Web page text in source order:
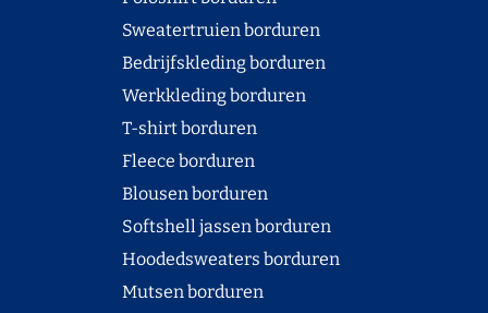
Sweatertruien borduren
Bedrijfskleding borduren
Werkkleding borduren
T-shirt borduren
Fleece borduren
Blousen borduren
Softshell jassen borduren
Hoodedsweaters borduren
Mutsen borduren